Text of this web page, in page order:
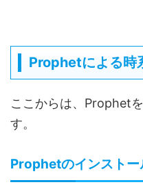
Prophetによる時
ここからは、Prophet
す。
Prophetのインストー